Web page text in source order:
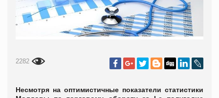
2282
Несмотря на оптимистичные показатели статистики